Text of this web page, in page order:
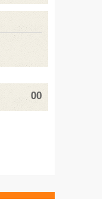
00